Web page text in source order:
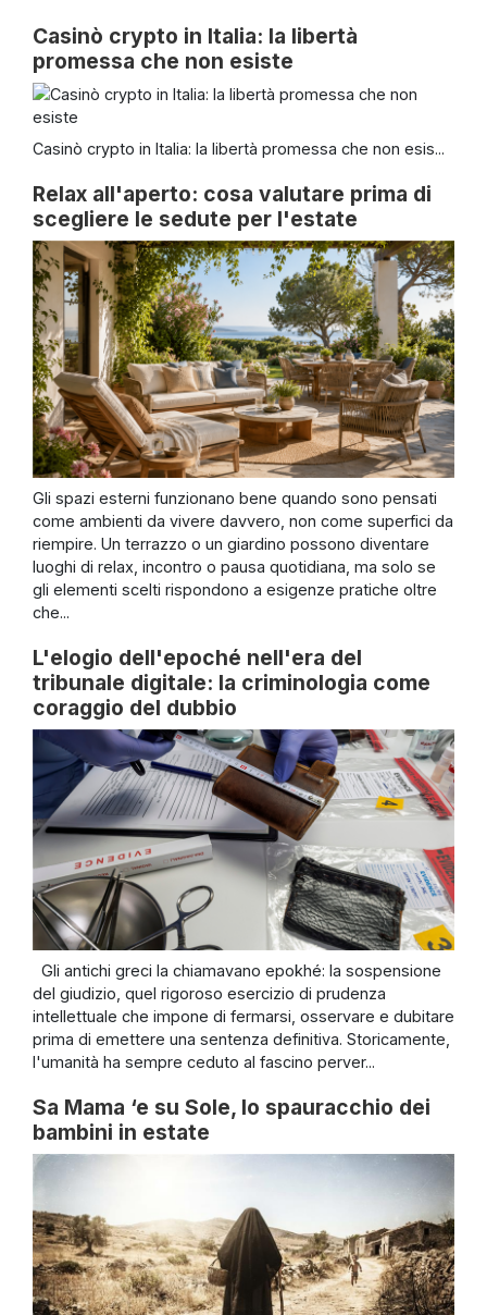
Casinò crypto in Italia: la libertà
promessa che non esiste
Casinò crypto in Italia: la libertà promessa che non esis...
Relax all'aperto: cosa valutare prima di
scegliere le sedute per l'estate
Gli spazi esterni funzionano bene quando sono pensati
come ambienti da vivere davvero, non come superfici da
riempire. Un terrazzo o un giardino possono diventare
luoghi di relax, incontro o pausa quotidiana, ma solo se
gli elementi scelti rispondono a esigenze pratiche oltre
che...
L'elogio dell'epoché nell'era del
tribunale digitale: la criminologia come
coraggio del dubbio
Gli antichi greci la chiamavano epokhé: la sospensione
del giudizio, quel rigoroso esercizio di prudenza
intellettuale che impone di fermarsi, osservare e dubitare
prima di emettere una sentenza definitiva. Storicamente,
l'umanità ha sempre ceduto al fascino perver...
Sa Mama ‘e su Sole, lo spauracchio dei
bambini in estate